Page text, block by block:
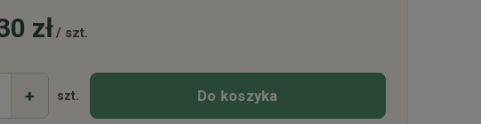
zł/ szt.
+ szt. Do koszyka